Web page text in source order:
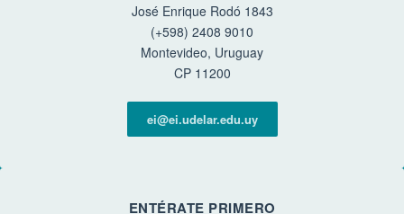
José Enrique Rodó 1843
(+598) 2408 9010
Montevideo, Uruguay
CP 11200
ei@ei.udelar.edu.uy
ENTÉRATE PRIMERO